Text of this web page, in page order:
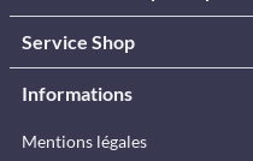
Service Shop
Informations
Mentions légales